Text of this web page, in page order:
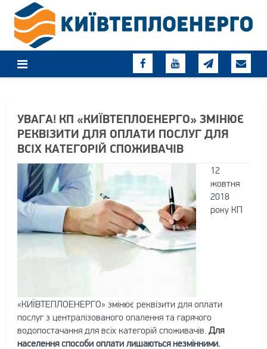
content
УВАГА! КП «КИЇВТЕПЛОЕНЕРГО» ЗМІНЮЄ
РЕКВІЗИТИ ДЛЯ ОПЛАТИ ПОСЛУГ ДЛЯ
ВСІХ КАТЕГОРІЙ СПОЖИВАЧІВ
12
жовтня
2018
року КП
«КИЇВТЕПЛОЕНЕРГО» змінює реквізити для оплати
послуг з централізованого опалення та гарячого
водопостачання для всіх категорій споживачів. Для
населення способи оплати лишаються незмінними.